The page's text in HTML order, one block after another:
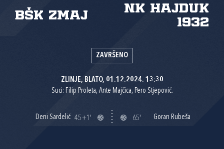
BŠK Zmaj
NK Hajduk
1932
ZAVRŠENO
ZLINJE, BLATO, 01.12.2024. 13:30
Suci: Filip Proleta, Ante Majčica, Pero Stjepović.
Deni Sardelić 45+1' 65' Goran Rubeša